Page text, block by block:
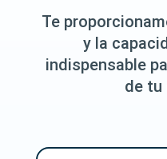
Te
y la
indispensable
de tu